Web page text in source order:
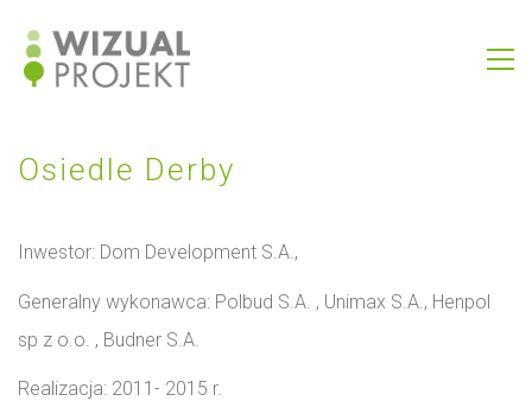
Osiedle Derby
Inwestor: Dom Development S.A.,
Generalny wykonawca: Polbud S.A. , Unimax S.A., Henpol
sp z o.o. , Budner S.A.
Realizacja: 2011- 2015 r.